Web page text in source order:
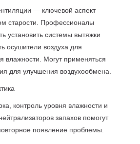
— ключевой аспект
старости. Профессионалы
установить системы вытяжки
осушители воздуха для
влажности. Могут применяться
для улучшения воздухообмена.
контроль уровня влажности и
запахов помогут
появление проблемы.